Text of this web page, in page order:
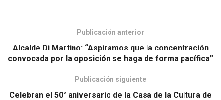
Publicación anterior
Alcalde Di Martino: “Aspiramos que la concentración
convocada por la oposición se haga de forma pacífica”
Publicación siguiente
Celebran el 50° aniversario de la Casa de la Cultura de